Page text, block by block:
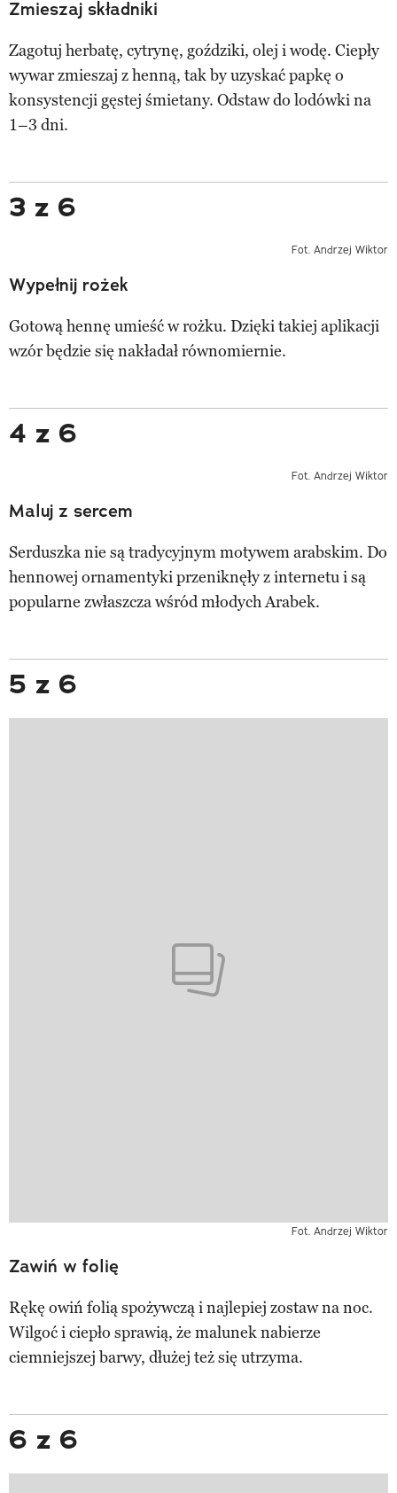
Zmieszaj składniki
Zagotuj herbatę, cytrynę, goździki, olej i wodę. Ciepły
wywar zmieszaj z henną, tak by uzyskać papkę o
konsystencji gęstej śmietany. Odstaw do lodówki na
1–3 dni.
3 z 6
Fot. Andrzej Wiktor
Wypełnij rożek
Gotową hennę umieść w rożku. Dzięki takiej aplikacji
wzór będzie się nakładał równomiernie.
4 z 6
Fot. Andrzej Wiktor
Maluj z sercem
Serduszka nie są tradycyjnym motywem arabskim. Do
hennowej ornamentyki przeniknęły z internetu i są
popularne zwłaszcza wśród młodych Arabek.
5 z 6
Fot. Andrzej Wiktor
Zawiń w folię
Rękę owiń folią spożywczą i najlepiej zostaw na noc.
Wilgoć i ciepło sprawią, że malunek nabierze
ciemniejszej barwy, dłużej też się utrzyma.
6 z 6